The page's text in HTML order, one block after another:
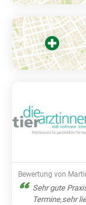
Bewertung von
Sehr gute
Termine,sehr